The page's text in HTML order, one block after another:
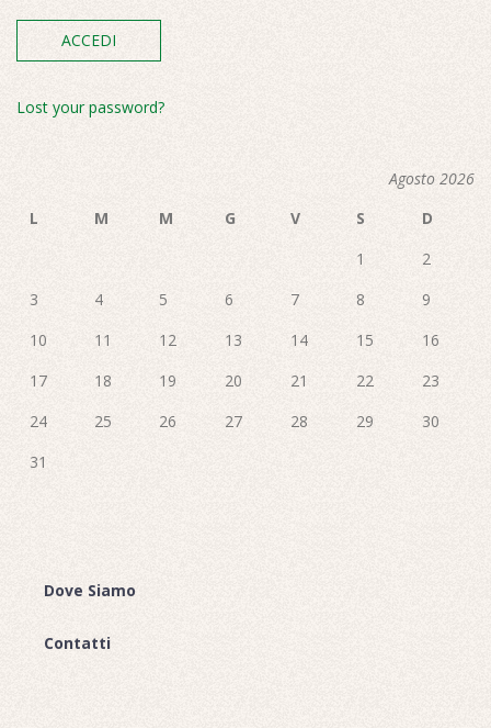
Lost your password?
Agosto 2026
L
M M G V S
D
1
2
3
4 5 6 7 8
9
10
11 12 13 14 15
16
17
18 19 20 21 22
23
24
25 26 27 28 29
30
31
Dove Siamo
Contatti